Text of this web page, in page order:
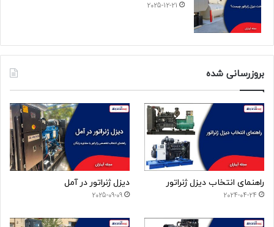
2025-12-21
بروزرسانی شده
راهنمای انتخاب دیزل ژنراتور
2024-04-24
دیزل ژنراتور در آمل
2025-09-09